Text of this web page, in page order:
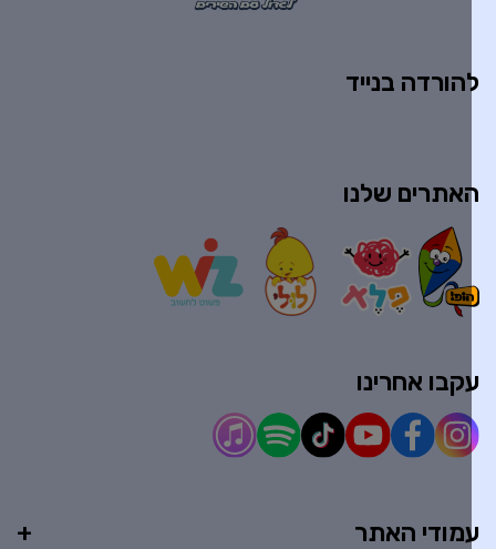
האתר
בנייד
שלנו
אחרינו